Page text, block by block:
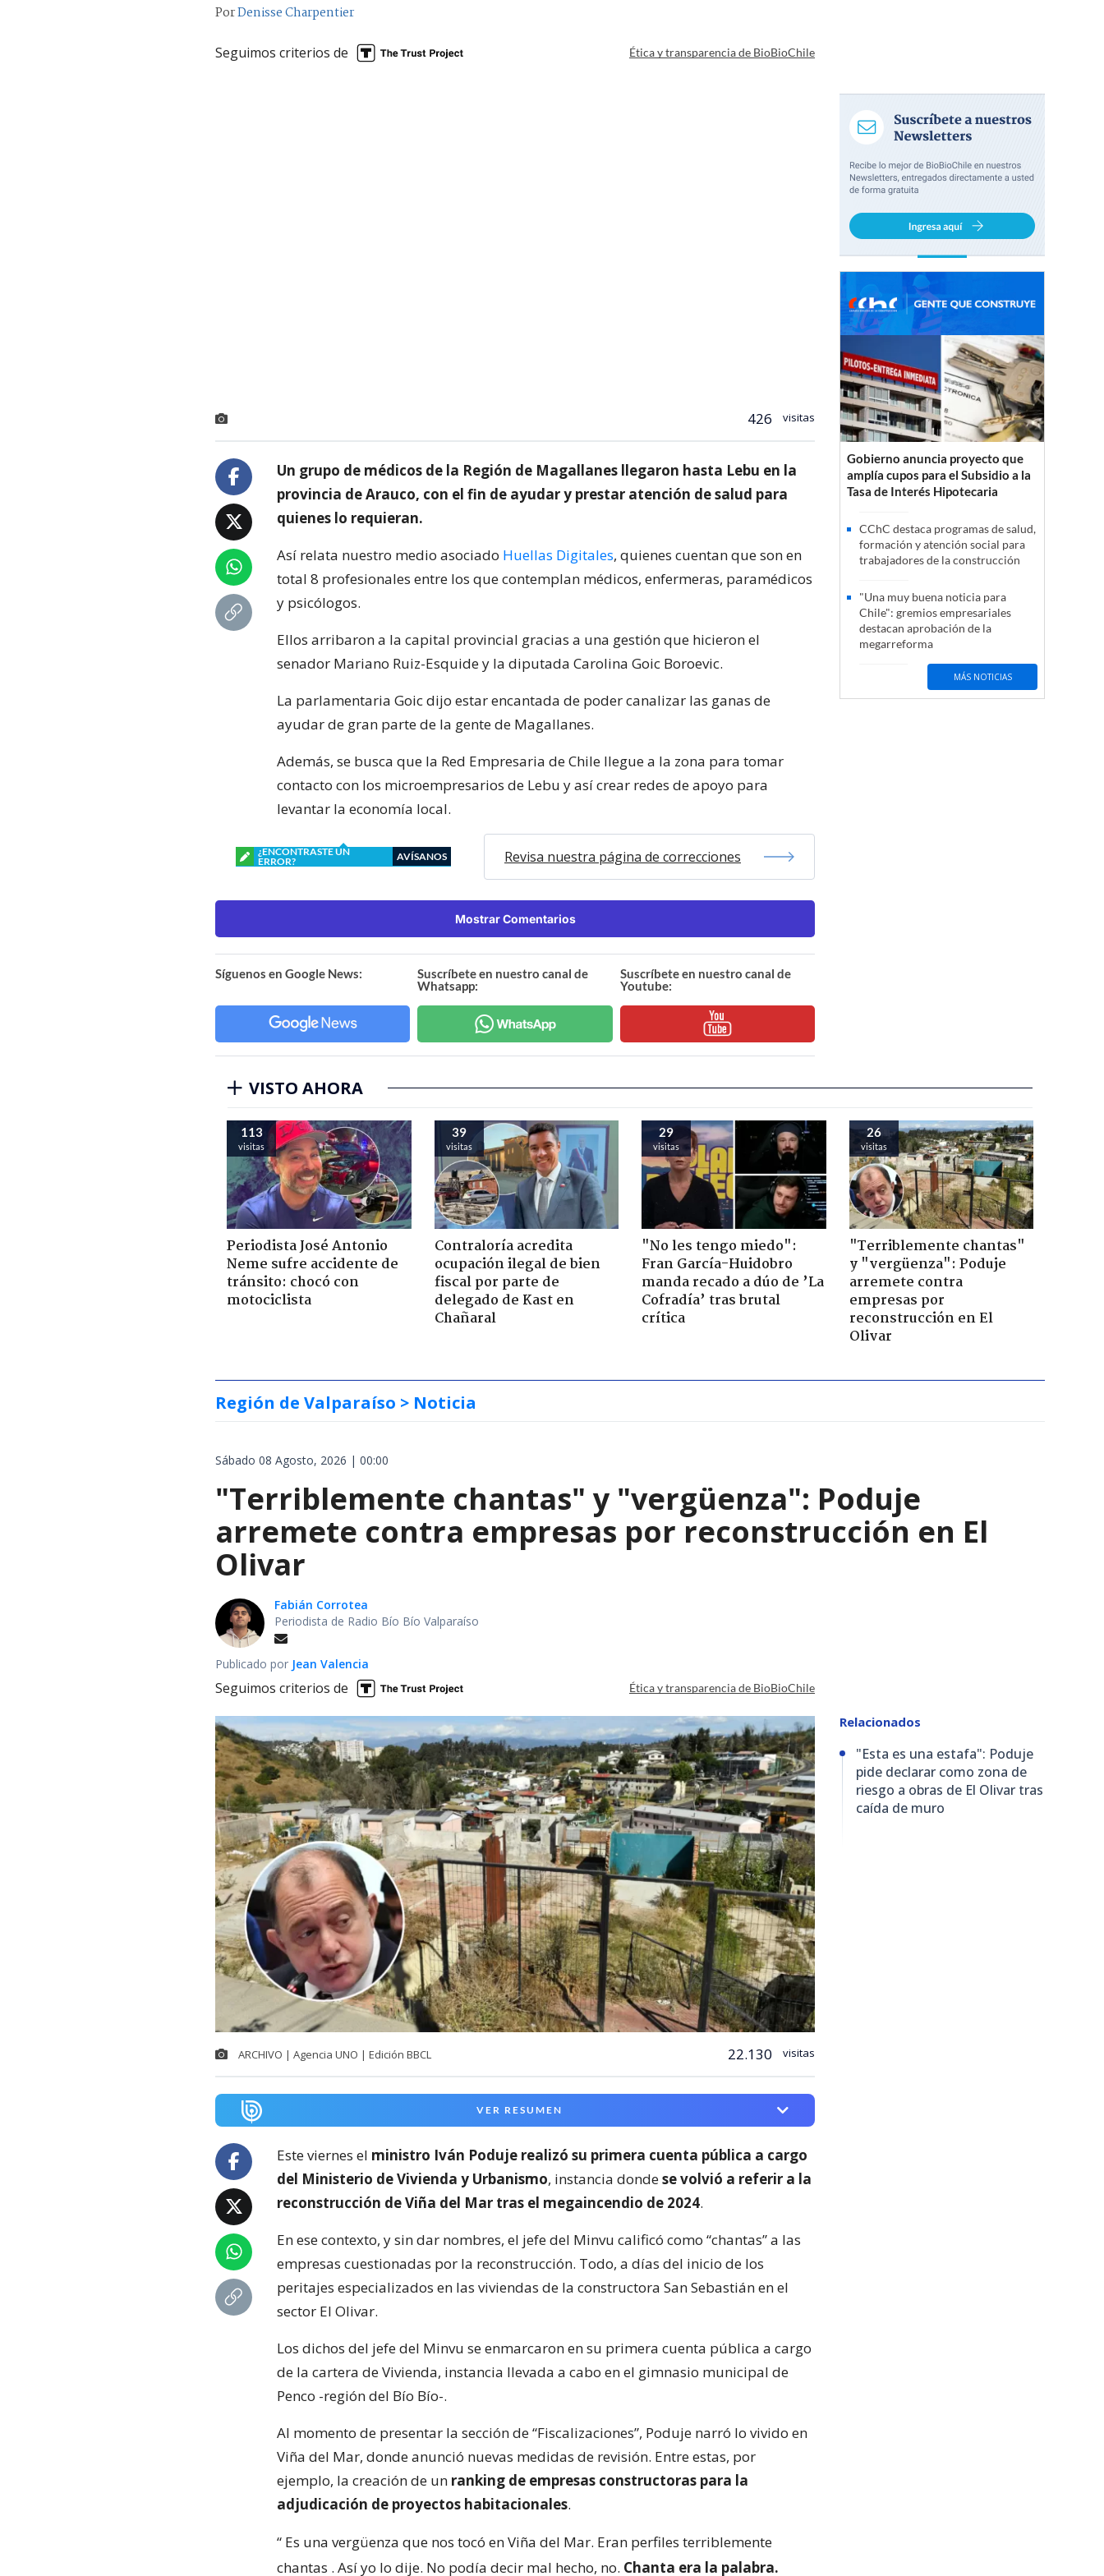
PorDenisse Charpentier
Seguimos criterios de Ética y transparencia de BioBioChile
426 visitas
Un grupo de médicos de la Región de Magallanes llegaron hasta Lebu en la
provincia de Arauco, con el fin de ayudar y prestar atención de salud para
quienes lo requieran.
Así relata nuestro medio asociado Huellas Digitales, quienes cuentan que son en
total 8 profesionales entre los que contemplan médicos, enfermeras, paramédicos
y psicólogos.
Ellos arribaron a la capital provincial gracias a una gestión que hicieron el
senador Mariano Ruiz-Esquide y la diputada Carolina Goic Boroevic.
La parlamentaria Goic dijo estar encantada de poder canalizar las ganas de
ayudar de gran parte de la gente de Magallanes.
Además, se busca que la Red Empresaria de Chile llegue a la zona para tomar
contacto con los microempresarios de Lebu y así crear redes de apoyo para
levantar la economía local.
¿ENCONTRASTE UN
ERROR?
AVÍSANOS Revisa nuestra página de correcciones
Mostrar Comentarios
Síguenos en Google News:
Suscríbete en nuestro canal de
Whatsapp:
Suscríbete en nuestro canal de
Youtube:
Gobierno anuncia proyecto que
amplía cupos para el Subsidio a la
Tasa de Interés Hipotecaria
CChC destaca programas de salud,
formación y atención social para
trabajadores de la construcción
"Una muy buena noticia para
Chile": gremios empresariales
destacan aprobación de la
megarreforma
MÁS NOTICIAS
VISTO AHORA
113
visitas
Periodista José Antonio
Neme sufre accidente de
tránsito: chocó con
motociclista
39
visitas
Contraloría acredita
ocupación ilegal de bien
fiscal por parte de
delegado de Kast en
Chañaral
29
visitas
"No les tengo miedo":
Fran García-Huidobro
manda recado a dúo de ’La
Cofradía’ tras brutal
crítica
26
visitas
"Terriblemente chantas"
y "vergüenza": Poduje
arremete contra
empresas por
reconstrucción en El
Olivar
Región de Valparaíso > Noticia
Sábado 08 Agosto, 2026 | 00:00
"Terriblemente chantas" y "vergüenza": Poduje
arremete contra empresas por reconstrucción en El
Olivar
Fabián Corrotea
Periodista de Radio Bío Bío Valparaíso
Publicado por Jean Valencia
Seguimos criterios de Ética y transparencia de BioBioChile
ARCHIVO | Agencia UNO | Edición BBCL 22.130 visitas
VER RESUMEN
Este viernes el ministro Iván Poduje realizó su primera cuenta pública a cargo
del Ministerio de Vivienda y Urbanismo, instancia dondese volvió a referir a la
reconstrucción de Viña del Mar tras el megaincendio de 2024.
En ese contexto, y sin dar nombres, el jefe del Minvu calificó como “chantas” a las
empresas cuestionadas por la reconstrucción. Todo, a días del inicio de los
peritajes especializados en las viviendas de la constructora San Sebastián en el
sector El Olivar.
Los dichos del jefe del Minvu se enmarcaron en su primera cuenta pública a cargo
de la cartera de Vivienda, instancia llevada a cabo en el gimnasio municipal de
Penco -región del Bío Bío-.
Al momento de presentar la sección de “Fiscalizaciones”, Poduje narró lo vivido en
Viña del Mar, donde anunció nuevas medidas de revisión. Entre estas, por
ejemplo, la creación de un ranking de empresas constructoras para la
adjudicación de proyectos habitacionales.
“ Es una vergüenza que nos tocó en Viña del Mar. Eran perfiles terriblemente
chantas . Así yo lo dije. No podía decir mal hecho, no. Chanta era la palabra.
Relacionados
"Esta es una estafa": Poduje
pide declarar como zona de
riesgo a obras de El Olivar tras
caída de muro